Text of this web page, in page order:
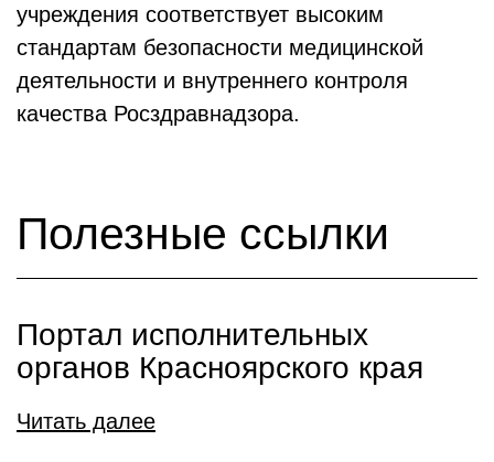
учреждения соответствует высоким
стандартам безопасности медицинской
деятельности и внутреннего контроля
качества Росздравнадзора.
Полезные ссылки
Портал исполнительных
органов Красноярского края
Читать далее